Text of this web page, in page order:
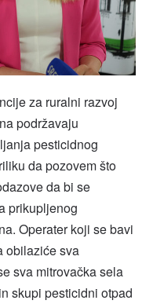
za ruralni razvoj
podržavaju
pesticidnog
da pozovem što
da bi se
prikupljenog
Operater koji se bavi
obilaziće sva
sva mitrovačka sela
skupi pesticidni otpad